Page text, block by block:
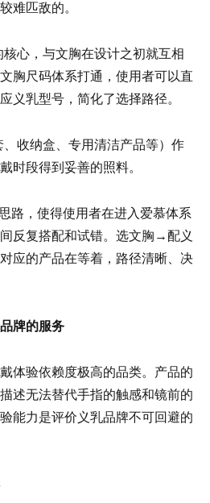
难匹敌的。
核心，与文胸在设计之初就互相
胸尺码体系打通，使用者可以直
义乳型号，简化了选择路径。
、收纳盒、专用清洁产品等）作
时段得到妥善的照料。
路，使得使用者在进入爱慕体系
反复搭配和试错。选文胸→配义
应的产品在等着，路径清晰、决
牌的服务
体验依赖度极高的品类。产品的
述无法替代手指的触感和镜前的
能力是评价义乳品牌不可回避的